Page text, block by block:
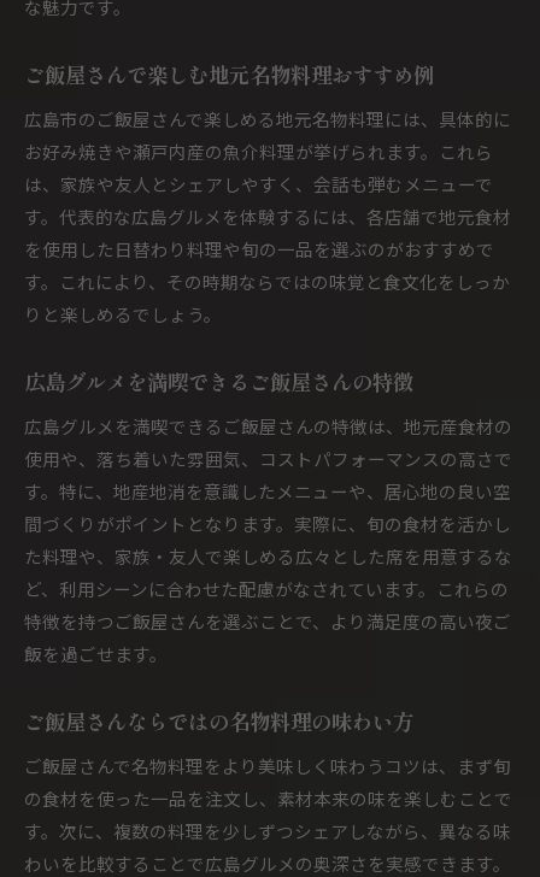
な魅力です。
ご飯屋さんで楽しむ地元名物料理おすすめ例
広島市のご飯屋さんで楽しめる地元名物料理には、具体的に
お好み焼きや瀬戸内産の魚介料理が挙げられます。これら
は、家族や友人とシェアしやすく、会話も弾むメニューで
す。代表的な広島グルメを体験するには、各店舗で地元食材
を使用した日替わり料理や旬の一品を選ぶのがおすすめで
す。これにより、その時期ならではの味覚と食文化をしっか
りと楽しめるでしょう。
広島グルメを満喫できるご飯屋さんの特徴
広島グルメを満喫できるご飯屋さんの特徴は、地元産食材の
使用や、落ち着いた雰囲気、コストパフォーマンスの高さで
す。特に、地産地消を意識したメニューや、居心地の良い空
間づくりがポイントとなります。実際に、旬の食材を活かし
た料理や、家族・友人で楽しめる広々とした席を用意するな
ど、利用シーンに合わせた配慮がなされています。これらの
特徴を持つご飯屋さんを選ぶことで、より満足度の高い夜ご
飯を過ごせます。
ご飯屋さんならではの名物料理の味わい方
ご飯屋さんで名物料理をより美味しく味わうコツは、まず旬
の食材を使った一品を注文し、素材本来の味を楽しむことで
す。次に、複数の料理を少しずつシェアしながら、異なる味
わいを比較することで広島グルメの奥深さを実感できます。